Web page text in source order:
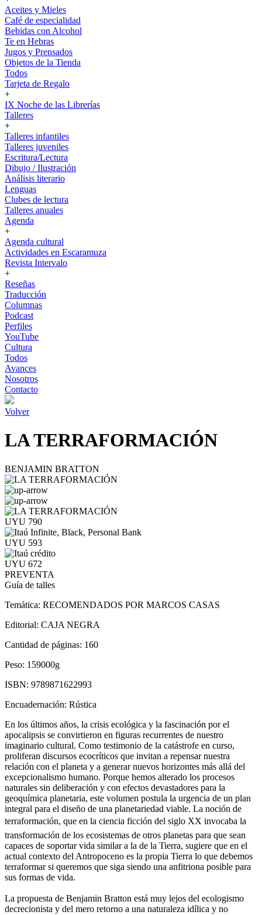
Aceites y Mieles
Café de especialidad
Bebidas con Alcohol
Te en Hebras
Jugos y Prensados
Objetos de la Tienda
Todos
Tarjeta de Regalo
+
IX Noche de las Librerías
Talleres
+
Talleres infantiles
Talleres juveniles
Escritura/Lectura
Dibujo / Ilustración
Análisis literario
Lenguas
Clubes de lectura
Talleres anuales
Agenda
+
Agenda cultural
Actividades en Escaramuza
Revista Intervalo
+
Reseñas
Traducción
Columnas
Podcast
Perfiles
YouTube
Cultura
Todos
Avances
Nosotros
Contacto
Volver
LA TERRAFORMACIÓN
BENJAMIN BRATTON
UYU 790
UYU 593
UYU 672
PREVENTA
Guía de talles
Temática: RECOMENDADOS POR MARCOS CASAS
Editorial: CAJA NEGRA
Cantidad de páginas: 160
Peso: 159000g
ISBN: 9789871622993
Encuadernación: Rústica
En los últimos años, la crisis ecológica y la fascinación por el
apocalipsis se convirtieron en figuras recurrentes de nuestro
imaginario cultural. Como testimonio de la catástrofe en curso,
proliferan discursos ecocríticos que invitan a repensar nuestra
relación con el planeta y a generar nuevos horizontes más allá del
excepcionalismo humano. Porque hemos alterado los procesos
naturales sin deliberación y con efectos devastadores para la
geoquímica planetaria, este volumen postula la urgencia de un plan
integral para el diseño de una planetariedad viable. La noción de
terraformación, que en la ciencia ficción del siglo XX invocaba la
transformación de los ecosistemas de otros planetas para que sean
capaces de soportar vida similar a la de la Tierra, sugiere que en el
actual contexto del Antropoceno es la propia Tierra lo que debemos
terraformar si queremos que siga siendo una anfitriona posible para
sus formas de vida.
La propuesta de Benjamin Bratton está muy lejos del ecologismo
decrecionista y del mero retorno a una naturaleza idílica y no